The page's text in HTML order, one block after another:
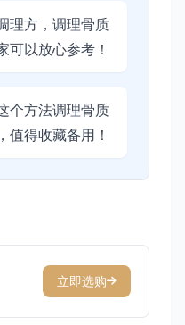
理方，调理骨质
可以放心参考！
个方法调理骨质
值得收藏备用！
立即选购